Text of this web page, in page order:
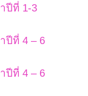
ปีที่ 1-3
ปีที่ 4 – 6
ปีที่ 4 – 6